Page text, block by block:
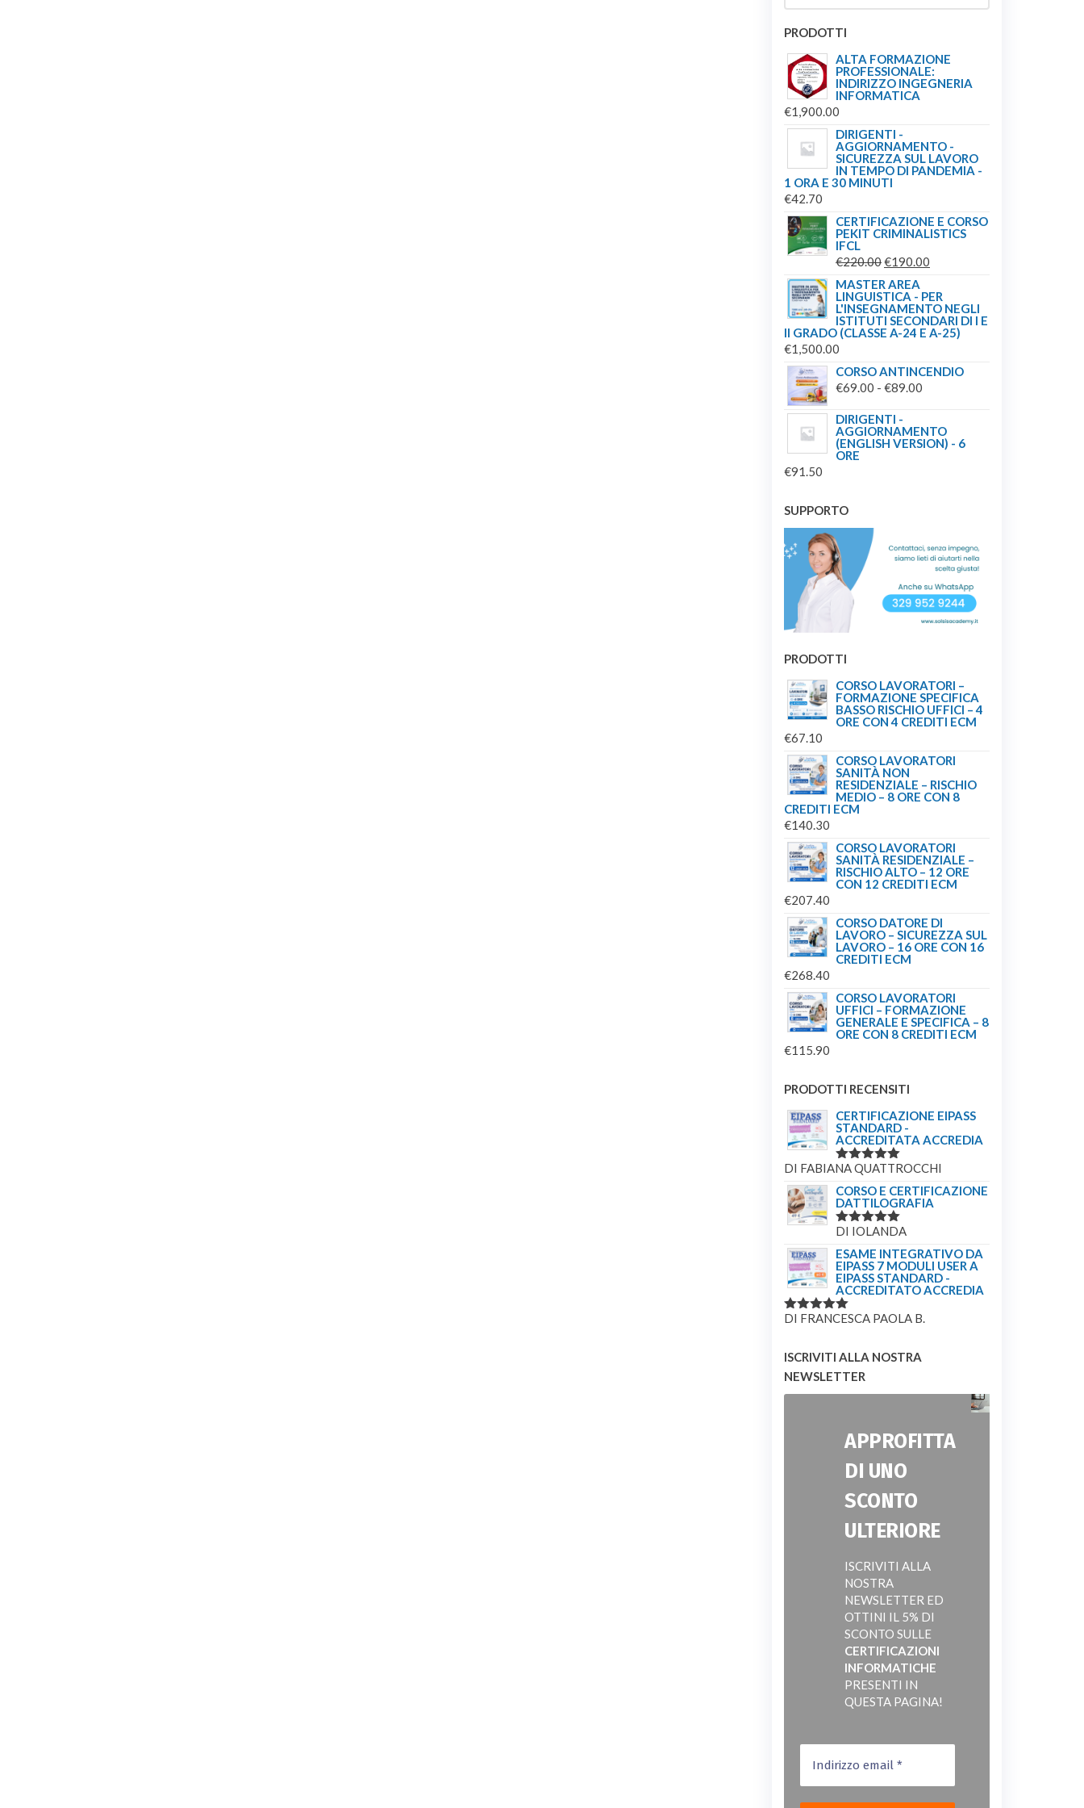
PRODOTTI
ALTA FORMAZIONE
PROFESSIONALE:
INDIRIZZO INGEGNERIA
INFORMATICA
€1,900.00
DIRIGENTI -
AGGIORNAMENTO -
SICUREZZA SUL LAVORO
IN TEMPO DI PANDEMIA -
1 ORA E 30 MINUTI
€42.70
CERTIFICAZIONE E CORSO
PEKIT CRIMINALISTICS
IFCL
€220.00IL
PREZZO
ORIGINALE
ERA:
€220.00.
€190.00
ATTUALE
È:
€190.00.
MASTER AREA
LINGUISTICA - PER
L'INSEGNAMENTO NEGLI
ISTITUTI SECONDARI DI I E
II GRADO (CLASSE A-24 E A-25)
€1,500.00
CORSO ANTINCENDIO
€69.00 - €89.00
PREZZO:
DA
DIRIGENTI -
AGGIORNAMENTO
(ENGLISH VERSION) - 6
ORE
€91.50
SUPPORTO
PRODOTTI
CORSO LAVORATORI –
FORMAZIONE SPECIFICA
BASSO RISCHIO UFFICI – 4
ORE CON 4 CREDITI ECM
€67.10
CORSO LAVORATORI
SANITÀ NON
RESIDENZIALE – RISCHIO
MEDIO – 8 ORE CON 8
CREDITI ECM
€140.30
CORSO LAVORATORI
SANITÀ RESIDENZIALE –
RISCHIO ALTO – 12 ORE
CON 12 CREDITI ECM
€207.40
CORSO DATORE DI
LAVORO – SICUREZZA SUL
LAVORO – 16 ORE CON 16
CREDITI ECM
€268.40
CORSO LAVORATORI
UFFICI – FORMAZIONE
GENERALE E SPECIFICA – 8
ORE CON 8 CREDITI ECM
€115.90
PRODOTTI RECENSITI
CERTIFICAZIONE EIPASS
STANDARD -
ACCREDITATA ACCREDIA
VALUTATO
DI FABIANA QUATTROCCHI
CORSO E CERTIFICAZIONE
DATTILOGRAFIA
VALUTATO
DI IOLANDA
ESAME INTEGRATIVO DA
EIPASS 7 MODULI USER A
EIPASS STANDARD -
ACCREDITATO ACCREDIA
VALUTATO
DI FRANCESCA PAOLA B.
ISCRIVITI ALLA NOSTRA
NEWSLETTER
APPROFITTA
DI UNO
SCONTO
ULTERIORE
ISCRIVITI ALLA
NOSTRA
NEWSLETTER ED
OTTINI IL 5% DI
SCONTO SULLE
CERTIFICAZIONI
INFORMATICHE
PRESENTI IN
QUESTA PAGINA!